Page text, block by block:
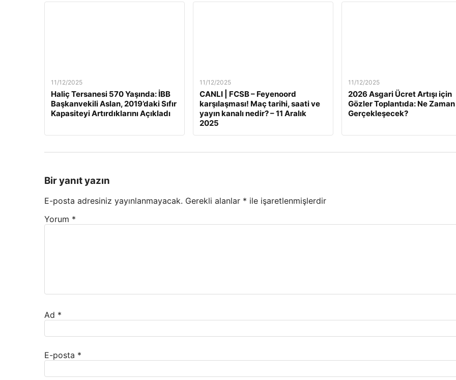
11/12/2025
Haliç Tersanesi 570 Yaşında: İBB
Başkanvekili Aslan, 2019’daki Sıfır
Kapasiteyi Artırdıklarını Açıkladı
11/12/2025
CANLI | FCSB – Feyenoord
karşılaşması! Maç tarihi, saati ve
yayın kanalı nedir? – 11 Aralık
2025
11/12/2025
2026 Asgari Ücret Artışı için
Gözler Toplantıda: Ne Zaman
Gerçekleşecek?
Bir yanıt yazın
E-posta adresiniz yayınlanmayacak. Gerekli alanlar * ile işaretlenmişlerdir
Yorum *
Ad *
E-posta *